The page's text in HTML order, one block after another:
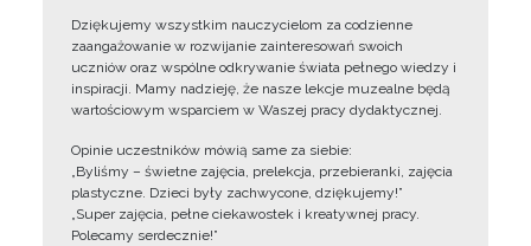
Dziękujemy wszystkim nauczycielom za codzienne
zaangażowanie w rozwijanie zainteresowań swoich
uczniów oraz wspólne odkrywanie świata pełnego wiedzy i
inspiracji. Mamy nadzieję, że nasze lekcje muzealne będą
wartościowym wsparciem w Waszej pracy dydaktycznej.
Opinie uczestników mówią same za siebie:
„Byliśmy – świetne zajęcia, prelekcja, przebieranki, zajęcia
plastyczne. Dzieci były zachwycone, dziękujemy!”
„Super zajęcia, pełne ciekawostek i kreatywnej pracy.
Polecamy serdecznie!”